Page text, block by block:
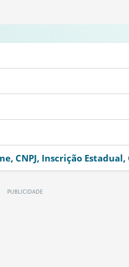
CNPJ, Inscrição Estadual,